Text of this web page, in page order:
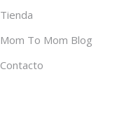
Tienda
Mom To Mom Blog
Contacto